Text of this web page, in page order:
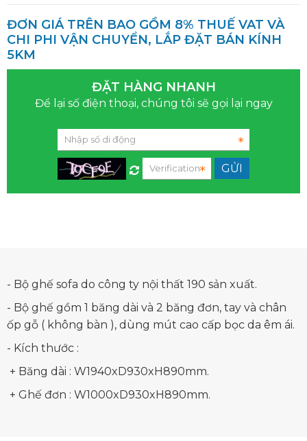
ĐƠN GIÁ TRÊN BAO GỒM 8% THUẾ VAT VÀ
CHI PHI VẬN CHUYỂN, LẮP ĐẶT BÁN KÍNH
5KM
ĐẶT HÀNG NHANH
Để lại số điện thoại, chúng tôi sẽ gọi lại ngay
- Bộ ghế sofa do công ty nội thất 190 sản xuất.
- Bộ ghế gồm 1 băng dài và 2 băng đơn, tay và chân
ốp gỗ ( không bàn ), dùng mút cao cấp bọc da êm ái.
- Kích thước :
+ Băng dài : W1940xD930xH890mm.
+ Ghế đơn : W1000xD930xH890mm.